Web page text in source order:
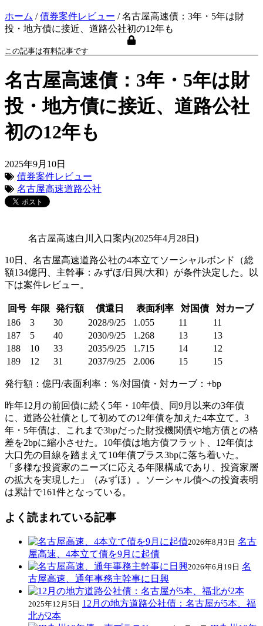
ホーム /債券案件レビュー /名古屋高速債：3年・5年は財
投・地方債に接近、道路公社初の12年も
この記事は有料記事です
名古屋高速債：3年・5年は財
投・地方債に接近、道路公社
初の12年も
2025年9月10日
債券案件レビュー
名古屋高速道路公社
名古屋高速白川入口案内(2025年4月28日)
10日、名古屋高速道路公社の4本立てソーシャルボンド（総
額134億円、主幹事：みずほ/日興/大和）が条件決定した。以
下は案件レビュー。
回号 年限 発行額 償還日 表面利率 対国債
対カーブ
186
3 30 2028/9/25 1.055 11
11
187
5 40 2030/9/25 1.268 13
13
188
10 33 2035/9/25 1.715 14
12
189
12 31 2037/9/25 2.006 15 15
発行額：億円/表面利率：％/対国債・対カーブ：+bp
昨年12月の前回債に続く5年・10年債、同9月以来の3年債
に、道路公社債として初めての12年債を加えた4本立て。3
年・5年債は、これまで3bpだった財投機関債や地方債との格
差を2bpに縮小させた。10年債は地方債フラット、12年債は
大口先の目線を踏まえて10年債プラス3bpに落ち着いた。
「多様な投資家のニーズに応える年限構成であり、投資家層
の拡大を実現した」（みずほ）。ソーシャル債への投資表明
は累計で161件となっている。
よく読まれている記事
2026年8月3日 名古
屋高速、4本立て債を9月に起債
2026年6月19日 名
古屋高速、通年事務主幹事に日興
2025年12月5日 12月の地方道路公社債：名古屋が5本、福
北が2本